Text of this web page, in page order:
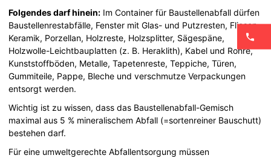
Folgendes darf hinein: Im Container für Baustellenabfall dürfen
Baustellenrestabfälle, Fenster mit Glas- und Putzresten, Fliesen,
Keramik, Porzellan, Holzreste, Holzsplitter, Sägespäne,
Holzwolle-Leichtbauplatten (z. B. Heraklith), Kabel und Rohre,
Kunststoffböden, Metalle, Tapetenreste, Teppiche, Türen,
Gummiteile, Pappe, Bleche und verschmutze Verpackungen
entsorgt werden.
Wichtig ist zu wissen, dass das Baustellenabfall-Gemisch
maximal aus 5 % mineralischem Abfall (=sortenreiner Bauschutt)
bestehen darf.
Für eine umweltgerechte Abfallentsorgung müssen